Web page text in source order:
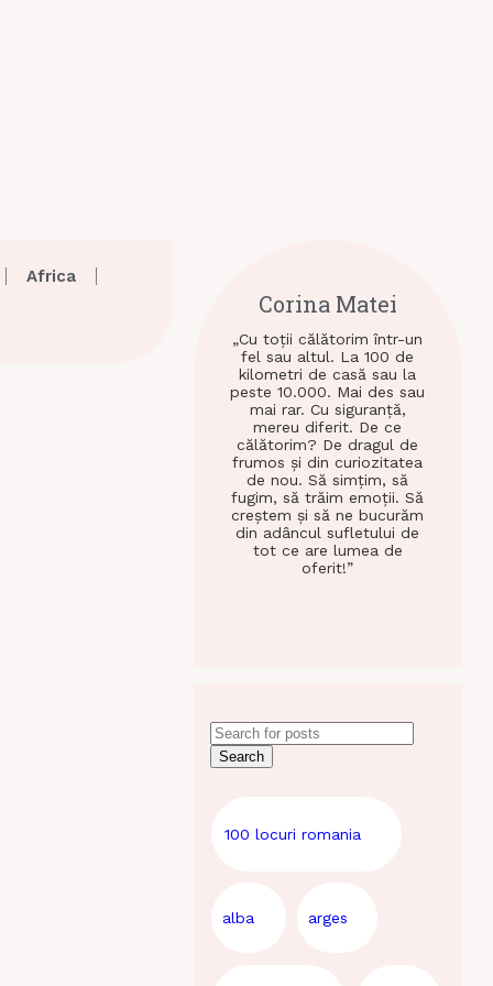
Africa
Corina Matei
„Cu toții călătorim într-un
fel sau altul. La 100 de
kilometri de casă sau la
peste 10.000. Mai des sau
mai rar. Cu siguranță,
mereu diferit. De ce
călătorim? De dragul de
frumos și din curiozitatea
de nou. Să simțim, să
fugim, să trăim emoții. Să
creștem și să ne bucurăm
din adâncul sufletului de
tot ce are lumea de
oferit!”
Search
100 locuri romania
alba arges